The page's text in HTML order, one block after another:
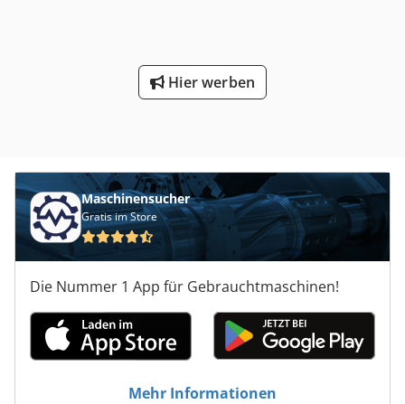
Gleichstrommotor Abdrehmaschine bestehend aus: -
Vorderes Führungssystem - Drehkopf mit 4 Messern -
Hinteres Führungssystem Stabauszugsschlitten
Stäbe Dedpfx Aqswqb Scsqock Hydraulikaggregat –
komplett neu Schaltschrank – neu, zweiteilig.
Hier werben
Maschinensucher
Gratis im Store
Die Nummer 1 App für Gebrauchtmaschinen!
Mehr Informationen